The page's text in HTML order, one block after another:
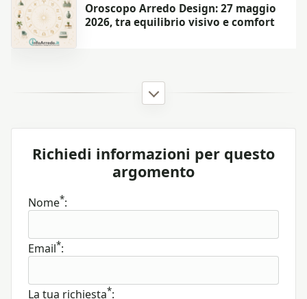
Oroscopo Arredo Design: 27 maggio
2026, tra equilibrio visivo e comfort
Richiedi informazioni per questo
argomento
Nome*:
Email*:
La tua richiesta*: